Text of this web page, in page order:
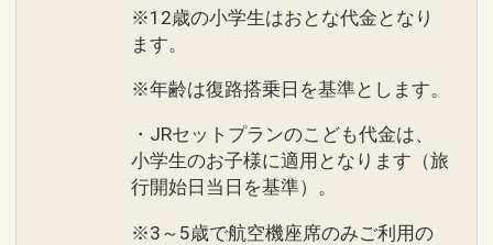
※12歳の小学生はおとな代金となり
ます。
※年齢は復路搭乗日を基準とします。
・JRセットプランのこども代金は、
小学生のお子様に適用となります（旅
行開始日当日を基準）。
※3～5歳で航空機座席のみご利用の